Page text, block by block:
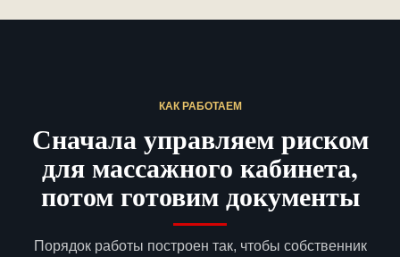
КАК РАБОТАЕМ
Сначала управляем риском
для массажного кабинета,
потом готовим документы
Порядок работы построен так, чтобы собственник